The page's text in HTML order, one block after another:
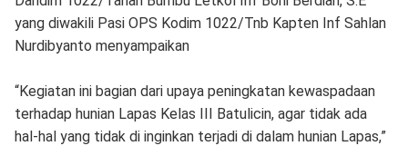
yang diwakili Pasi OPS Kodim 1022/Tnb Kapten Inf Sahlan
Nurdibyanto menyampaikan
“Kegiatan ini bagian dari upaya peningkatan kewaspadaan
terhadap hunian Lapas Kelas III Batulicin, agar tidak ada
hal-hal yang tidak di inginkan terjadi di dalam hunian Lapas,”